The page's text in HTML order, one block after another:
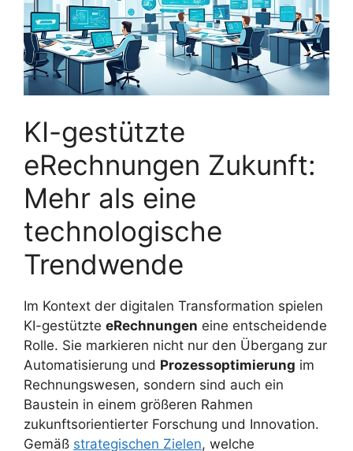
KI-gestützte
eRechnungen Zukunft:
Mehr als eine
technologische
Trendwende
Im Kontext der digitalen Transformation spielen
KI-gestützte eRechnungen eine entscheidende
Rolle. Sie markieren nicht nur den Übergang zur
Automatisierung und Prozessoptimierung im
Rechnungswesen, sondern sind auch ein
Baustein in einem größeren Rahmen
zukunftsorientierter Forschung und Innovation.
Gemäß strategischen Zielen, welche